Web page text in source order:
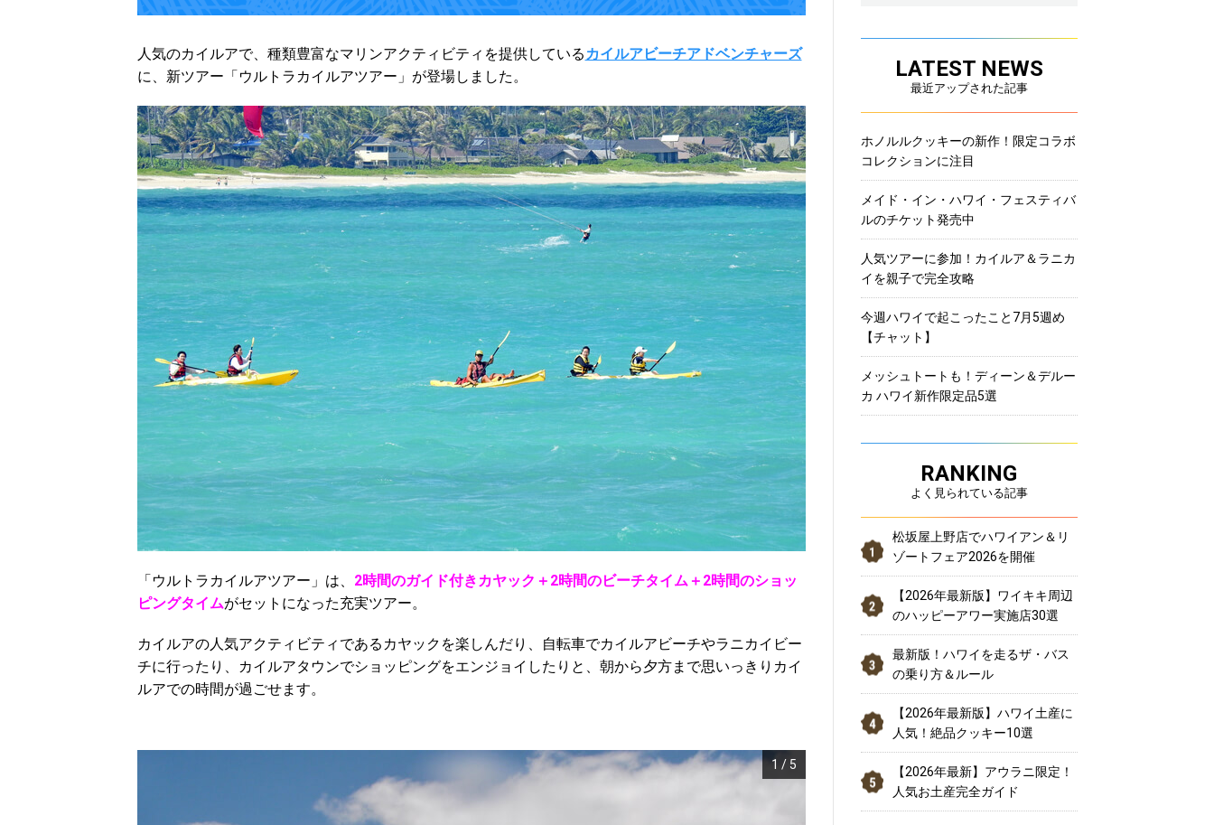
人気のカイルアで、種類豊富なマリンアクティビティを提供しているカイルアビーチアドベンチャーズ
に、新ツアー「ウルトラカイルアツアー」が登場しました。
「ウルトラカイルアツアー」は、 2時間のガイド付きカヤック＋2時間のビーチタイム＋2時間のショッ
ピングタイムがセットになった充実ツアー。
カイルアの人気アクティビティであるカヤックを楽しんだり、自転車でカイルアビーチやラニカイビー
チに行ったり、カイルアタウンでショッピングをエンジョイしたりと、朝から夕方まで思いっきりカイ
ルアでの時間が過ごせます。
1 / 5
LATEST NEWS
最近アップされた記事
ホノルルクッキーの新作！限定コラボ
コレクションに注目
メイド・イン・ハワイ・フェスティバ
ルのチケット発売中
人気ツアーに参加！カイルア＆ラニカ
イを親子で完全攻略
今週ハワイで起こったこと7月5週め
【チャット】
メッシュトートも！ディーン＆デルー
カ ハワイ新作限定品5選
RANKING
よく見られている記事
松坂屋上野店でハワイアン＆リ
ゾートフェア2026を開催
【2026年最新版】ワイキキ周辺
のハッピーアワー実施店30選
最新版！ハワイを走るザ・バス
の乗り方＆ルール
【2026年最新版】ハワイ土産に
人気！絶品クッキー10選
【2026年最新】アウラニ限定！
人気お土産完全ガイド